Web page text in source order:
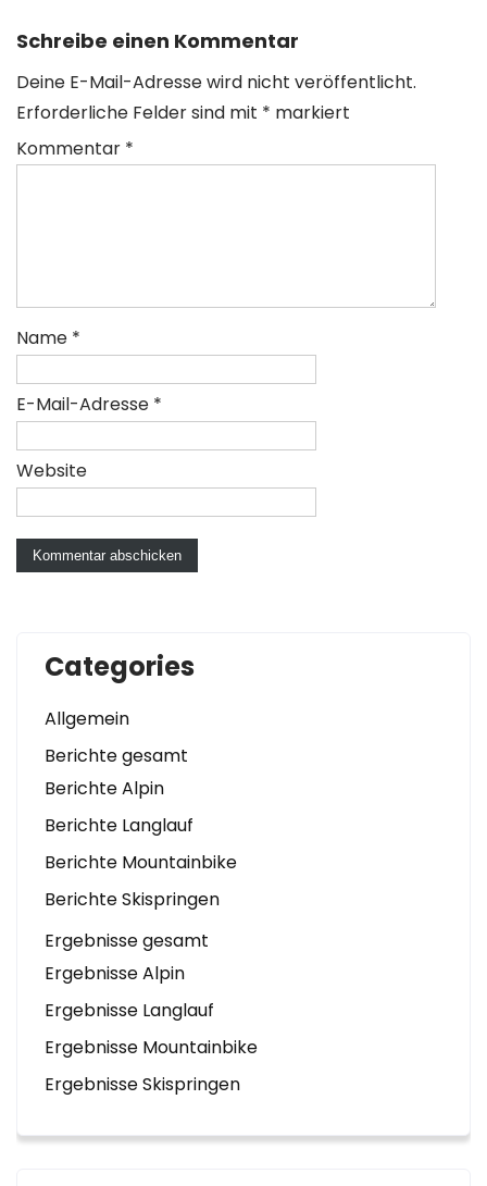
Schreibe einen Kommentar
Deine E-Mail-Adresse wird nicht veröffentlicht.
Erforderliche Felder sind mit * markiert
Kommentar *
Name *
E-Mail-Adresse *
Website
Categories
Allgemein
Berichte gesamt
Berichte Alpin
Berichte Langlauf
Berichte Mountainbike
Berichte Skispringen
Ergebnisse gesamt
Ergebnisse Alpin
Ergebnisse Langlauf
Ergebnisse Mountainbike
Ergebnisse Skispringen